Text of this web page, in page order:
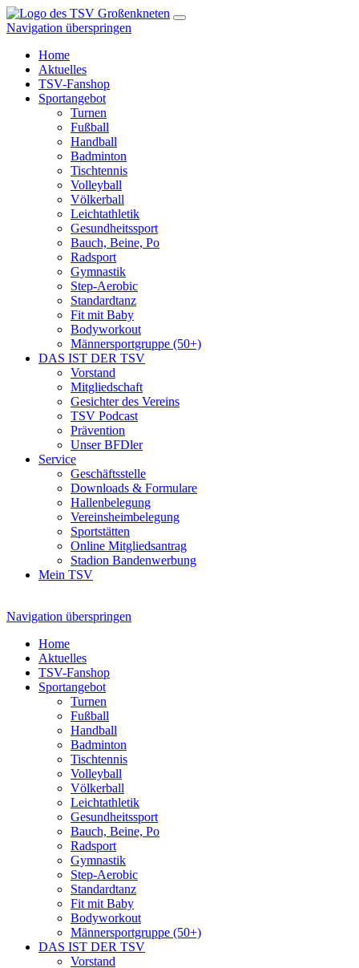
Navigation überspringen
Home
Aktuelles
TSV-Fanshop
Sportangebot
Turnen
Fußball
Handball
Badminton
Tischtennis
Volleyball
Völkerball
Leichtathletik
Gesundheitssport
Bauch, Beine, Po
Radsport
Gymnastik
Step-Aerobic
Standardtanz
Fit mit Baby
Bodyworkout
Männersportgruppe (50+)
DAS IST DER TSV
Vorstand
Mitgliedschaft
Gesichter des Vereins
TSV Podcast
Prävention
Unser BFDler
Service
Geschäftsstelle
Downloads & Formulare
Hallenbelegung
Vereinsheimbelegung
Sportstätten
Online Mitgliedsantrag
Stadion Bandenwerbung
Mein TSV
Navigation überspringen
Home
Aktuelles
TSV-Fanshop
Sportangebot
Turnen
Fußball
Handball
Badminton
Tischtennis
Volleyball
Völkerball
Leichtathletik
Gesundheitssport
Bauch, Beine, Po
Radsport
Gymnastik
Step-Aerobic
Standardtanz
Fit mit Baby
Bodyworkout
Männersportgruppe (50+)
DAS IST DER TSV
Vorstand